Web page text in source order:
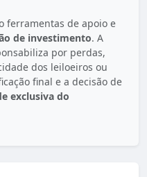
ferramentas de apoio e
de investimento. A
por perdas,
dos leiloeiros ou
final e a decisão de
exclusiva do